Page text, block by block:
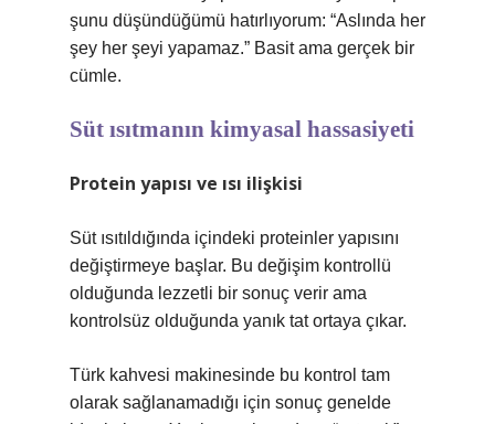
şunu düşündüğümü hatırlıyorum: “Aslında her
şey her şeyi yapamaz.” Basit ama gerçek bir
cümle.
Süt ısıtmanın kimyasal hassasiyeti
Protein yapısı ve ısı ilişkisi
Süt ısıtıldığında içindeki proteinler yapısını
değiştirmeye başlar. Bu değişim kontrollü
olduğunda lezzetli bir sonuç verir ama
kontrolsüz olduğunda yanık tat ortaya çıkar.
Türk kahvesi makinesinde bu kontrol tam
olarak sağlanamadığı için sonuç genelde